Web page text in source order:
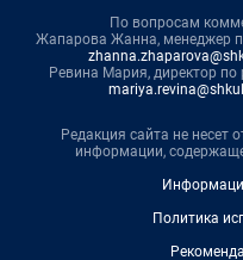
По вопросам
Жапарова Жанна, менеджер
Ревина Мария, директор
Редакция сайта не несет
информации,
Политика